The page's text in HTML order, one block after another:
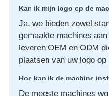
Kan ik mijn logo op de
Ja, we bieden zowel
gemaakte machines
leveren OEM en ODM
plaatsen van uw logo op
Hoe kan ik de machine
De meeste machines